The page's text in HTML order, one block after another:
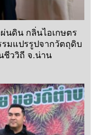
นดิน กลิ่นไอเกษตร
รมแปรรูปจากวัตถุดิบ
ชีววิถี จ.น่าน